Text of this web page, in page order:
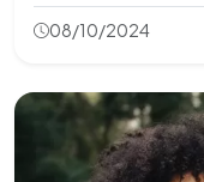
08/10/2024